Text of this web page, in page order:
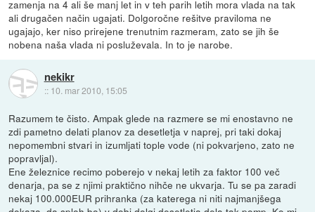
zamenja na 4 ali še manj let in v teh parih letih mora vlada na tak
ali drugačen način ugajati. Dolgoročne rešitve praviloma ne
ugajajo, ker niso prirejene trenutnim razmeram, zato se jih še
nobena naša vlada ni posluževala. In to je narobe.
nekikr
:: 10. mar 2010, 15:05
Razumem te čisto. Ampak glede na razmere se mi enostavno ne
zdi pametno delati planov za desetletja v naprej, pri taki dokaj
nepomembni stvari in izumljati tople vode (ni pokvarjeno, zato ne
popravljal).
Ene železnice recimo poberejo v nekaj letih za faktor 100 več
denarja, pa se z njimi praktično nihče ne ukvarja. Tu se pa zaradi
nekaj 100.000EUR prihranka (za katerega ni niti najmanjšega